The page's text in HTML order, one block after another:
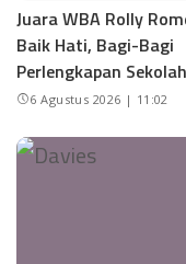
Juara WBA Rolly
Baik Hati, Bagi-Bagi
Perlengkapan Sekolah
6 Agustus 2026 | 11:02